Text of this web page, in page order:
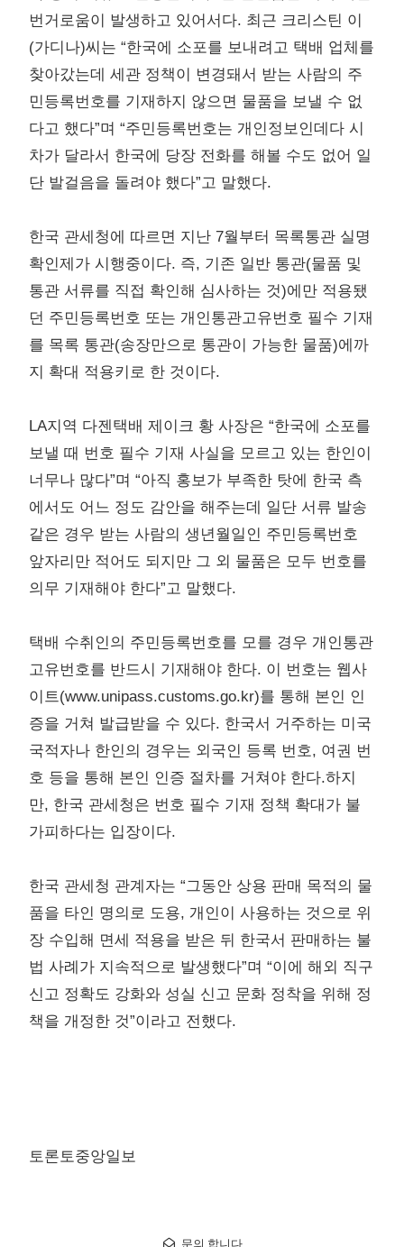
번거로움이 발생하고 있어서다. 최근 크리스틴 이
(가디나)씨는 “한국에 소포를 보내려고 택배 업체를
찾아갔는데 세관 정책이 변경돼서 받는 사람의 주
민등록번호를 기재하지 않으면 물품을 보낼 수 없
다고 했다”며 “주민등록번호는 개인정보인데다 시
차가 달라서 한국에 당장 전화를 해볼 수도 없어 일
단 발걸음을 돌려야 했다”고 말했다.
한국 관세청에 따르면 지난 7월부터 목록통관 실명
확인제가 시행중이다. 즉, 기존 일반 통관(물품 및
통관 서류를 직접 확인해 심사하는 것)에만 적용됐
던 주민등록번호 또는 개인통관고유번호 필수 기재
를 목록 통관(송장만으로 통관이 가능한 물품)에까
지 확대 적용키로 한 것이다.
LA지역 다젠택배 제이크 황 사장은 “한국에 소포를
보낼 때 번호 필수 기재 사실을 모르고 있는 한인이
너무나 많다”며 “아직 홍보가 부족한 탓에 한국 측
에서도 어느 정도 감안을 해주는데 일단 서류 발송
같은 경우 받는 사람의 생년월일인 주민등록번호
앞자리만 적어도 되지만 그 외 물품은 모두 번호를
의무 기재해야 한다”고 말했다.
택배 수취인의 주민등록번호를 모를 경우 개인통관
고유번호를 반드시 기재해야 한다. 이 번호는 웹사
이트(www.unipass.customs.go.kr)를 통해 본인 인
증을 거쳐 발급받을 수 있다. 한국서 거주하는 미국
국적자나 한인의 경우는 외국인 등록 번호, 여권 번
호 등을 통해 본인 인증 절차를 거쳐야 한다.하지
만, 한국 관세청은 번호 필수 기재 정책 확대가 불
가피하다는 입장이다.
한국 관세청 관계자는 “그동안 상용 판매 목적의 물
품을 타인 명의로 도용, 개인이 사용하는 것으로 위
장 수입해 면세 적용을 받은 뒤 한국서 판매하는 불
법 사례가 지속적으로 발생했다”며 “이에 해외 직구
신고 정확도 강화와 성실 신고 문화 정착을 위해 정
책을 개정한 것”이라고 전했다.
토론토중앙일보
문의 합니다